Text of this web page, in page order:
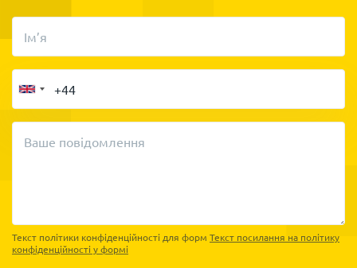
Ім’я
Ваше повідомлення
Текст політики конфіденційності для форм Текст посилання на політику
конфіденційності у формі